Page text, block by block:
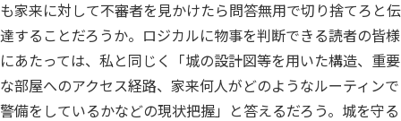
も家来に対して不審者を見かけたら問答無用で切り捨てろと伝
達することだろうか。ロジカルに物事を判断できる読者の皆様
にあたっては、私と同じく「城の設計図等を用いた構造、重要
な部屋へのアクセス経路、家来何人がどのようなルーティンで
警備をしているかなどの現状把握」と答えるだろう。城を守る